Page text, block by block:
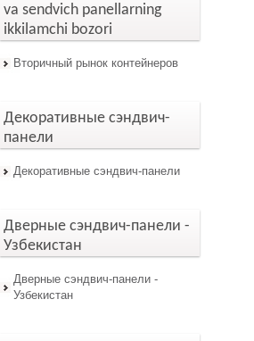
va sendvich panellarning
ikkilamchi bozori
Вторичный рынок контейнеров
Декоративные сэндвич-
панели
Декоративные сэндвич-панели
Дверные сэндвич-панели -
Узбекистан
Дверные сэндвич-панели -
Узбекистан